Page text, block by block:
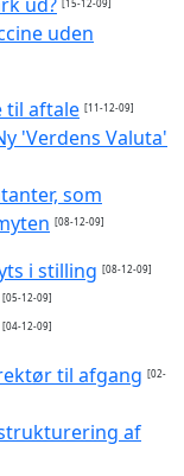
[15-12-09]
uden
til aftale [11-12-09]
'Verdens Valuta'
som
[08-12-09]
i stilling [08-12-09]
[05-12-09]
[04-12-09]
til afgang [02-
af